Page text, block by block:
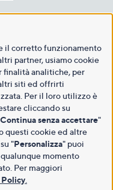
il corretto funzionamento
partner, usiamo cookie
analitiche, per
siti ed offrirti
Per il loro utilizzo è
cliccando su
Continua senza accettare"
questi cookie ed altre
"Personalizza" puoi
momento
Per maggiori